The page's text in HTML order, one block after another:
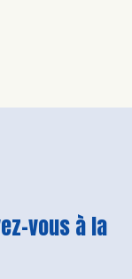
vous à la